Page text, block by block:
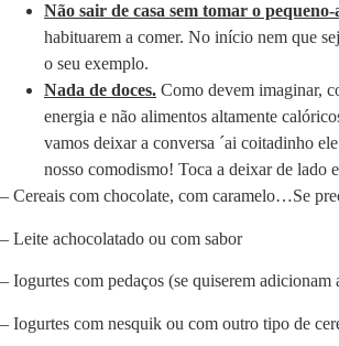
Não sair de casa sem tomar o pequeno-
habituarem a comer. No início nem que
o seu exemplo.
Nada de doces. Como devem imaginar,
energia e não alimentos altamente
vamos deixar a conversa ´ai coitadinho
nosso comodismo! Toca a deixar de lado
– Cereais com chocolate, com caramelo…Se
– Leite achocolatado ou com sabor
– Iogurtes com pedaços (se quiserem adicionam
– Iogurtes com nesquik ou com outro tipo de